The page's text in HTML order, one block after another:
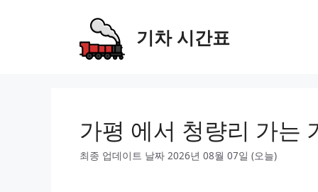
기차 시간표
가평 에서 청량리 가는
최종 업데이트 날짜 2026년 08월 07일 (오늘)